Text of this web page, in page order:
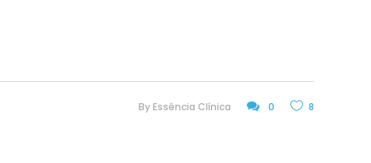
By Essência Clínica 0 8